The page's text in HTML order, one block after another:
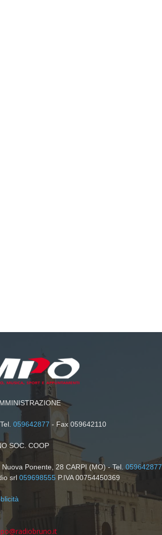
059642877 - Fax 059642110
SOC. COOP
Ponente, 28 CARPI (MO) - Tel.059642877
srl 059698555P.IVA 00754450369